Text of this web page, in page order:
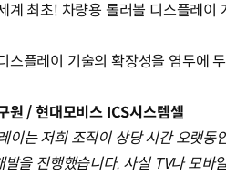
계 최초! 차량용 롤러볼 디스플레이
스플레이 기술의 확장성을 염두에
원 / 현대모비스 ICS시스템셀
이는 저희 조직이 상당 시간 오랫
을 진행했습니다. 사실 TV나 모바